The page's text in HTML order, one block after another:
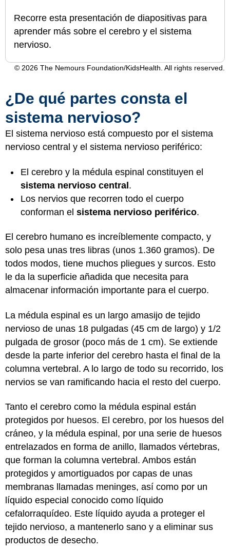
Recorre esta presentación de diapositivas para
aprender más sobre el cerebro y el sistema
nervioso.
© 2026 The Nemours Foundation/KidsHealth. All rights reserved.
¿De qué partes consta el
sistema nervioso?
El sistema nervioso está compuesto por el sistema
nervioso central y el sistema nervioso periférico:
El cerebro y la médula espinal constituyen el
sistema nervioso central.
Los nervios que recorren todo el cuerpo
conforman el sistema nervioso periférico.
El cerebro humano es increíblemente compacto, y
solo pesa unas tres libras (unos 1.360 gramos). De
todos modos, tiene muchos pliegues y surcos. Esto
le da la superficie añadida que necesita para
almacenar información importante para el cuerpo.
La médula espinal es un largo amasijo de tejido
nervioso de unas 18 pulgadas (45 cm de largo) y 1/2
pulgada de grosor (poco más de 1 cm). Se extiende
desde la parte inferior del cerebro hasta el final de la
columna vertebral. A lo largo de todo su recorrido, los
nervios se van ramificando hacia el resto del cuerpo.
Tanto el cerebro como la médula espinal están
protegidos por huesos. El cerebro, por los huesos del
cráneo, y la médula espinal, por una serie de huesos
entrelazados en forma de anillo, llamados vértebras,
que forman la columna vertebral. Ambos están
protegidos y amortiguados por capas de unas
membranas llamadas meninges, así como por un
líquido especial conocido como líquido
cefalorraquídeo. Este líquido ayuda a proteger el
tejido nervioso, a mantenerlo sano y a eliminar sus
productos de desecho.